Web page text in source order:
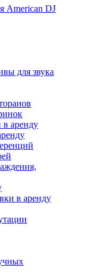
American DJ
для звука
в аренду
в аренду